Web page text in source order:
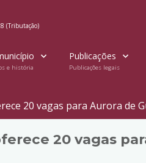
(Tributação)
e história
Publicações
Publicações legais
20 vagas para Aurora de
20 vagas